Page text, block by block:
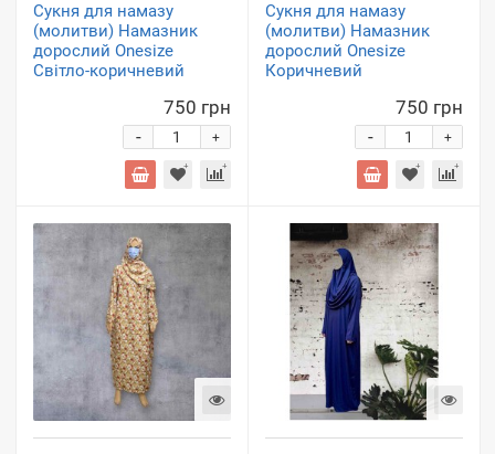
Сукня для намазу
(молитви) Намазник
дорослий Onesize
Світло-коричневий
750 грн
+
-
Сукня для намазу
(молитви) Намазник
дорослий Onesize
Коричневий
750 грн
+
-